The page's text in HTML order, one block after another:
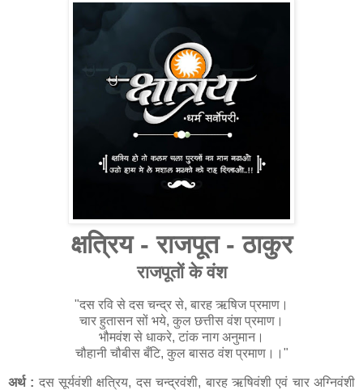
क्षत्रिय - राजपूत - ठाकुर
राजपूतों के वंश
"दस रवि से दस चन्द्र से, बारह ऋषिज प्रमाण।
चार हुतासन सों भये, कुल छत्तीस वंश प्रमाण।
भौमवंश से धाकरे, टांक नाग अनुमान।
चौहानी चौबीस बँटि, कुल बासठ वंश प्रमाण।।"
अर्थ : दस सूर्यवंशी क्षत्रिय, दस चन्द्रवंशी, बारह ऋषिवंशी एवं चार अग्निवंशी